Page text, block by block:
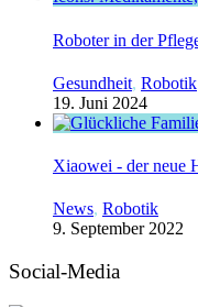
Roboter in der
Gesundheit, Robotik
19. Juni 2024
Xiaowei - der neue
News, Robotik
9. September 2022
Social-Media